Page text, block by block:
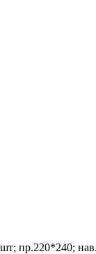
пр.220*240;